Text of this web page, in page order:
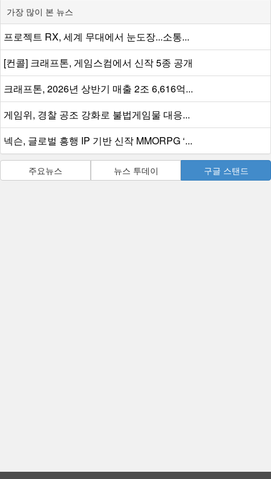
가장 많이 본 뉴스
프로젝트 RX, 세계 무대에서 눈도장...소통...
[컨콜] 크래프톤, 게임스컴에서 신작 5종 공개
크래프톤, 2026년 상반기 매출 2조 6,616억...
게임위, 경찰 공조 강화로 불법게임물 대응...
넥슨, 글로벌 흥행 IP 기반 신작 MMORPG ‘...
주요뉴스 뉴스 투데이 구글 스탠드